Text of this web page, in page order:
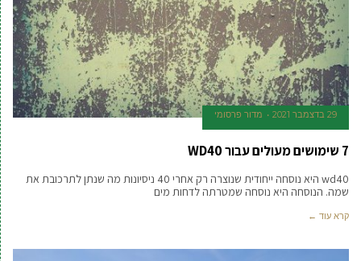
29 בדצמבר 2021 מדור פרסומי
7 שימושים מעולים עבור WD40
wd40 היא נוסחה ייחודית שנוצרה רק אחרי 40 ניסיונות מה שנתן לתרכובת את
שמה. הנוסחה היא נוסחה שמטרתה לדחות מים
קרא עוד ←